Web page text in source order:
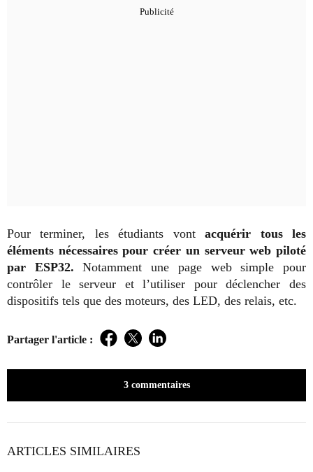
Pour terminer, les étudiants vontacquérir tous les
éléments nécessaires pour créer un serveur web piloté
par ESP32. Notamment une page web simple pour
contrôler le serveur et l’utiliser pour déclencher des
dispositifs tels que des moteurs, des LED, des relais, etc.
Partager l'article : Facebook
TwitterLinkedIn
3 commentaires
ARTICLES SIMILAIRES